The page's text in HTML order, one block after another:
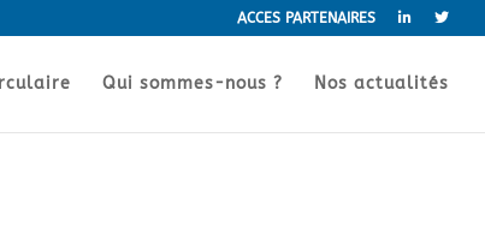
ACCES PARTENAIRES
Qui sommes-nous ? Nos actualités